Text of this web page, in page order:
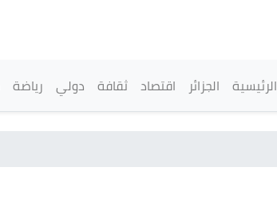
القائمة الرئيسية
الرئيسية الجزائر اقتصاد ثقافة دولي رياضة